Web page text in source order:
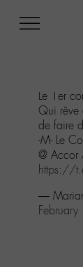
menu
Aller
au
contenu
Aller
recherche
Le 1er
Qui rêve
de faire
-M- Le
@
https://
—